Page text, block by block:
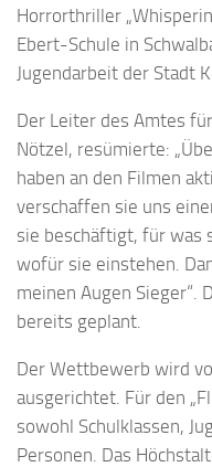
Horrorthriller
Ebert-Schule in
Jugendarbeit der Stadt
Der Leiter des Amtes
Nötzel, resümierte:
haben an den Filmen
verschaffen sie uns
sie beschäftigt, für was
wofür sie einstehen.
meinen Augen Sieger“.
bereits geplant.
Der Wettbewerb wird
ausgerichtet. Für den
sowohl Schulklassen,
Personen. Das